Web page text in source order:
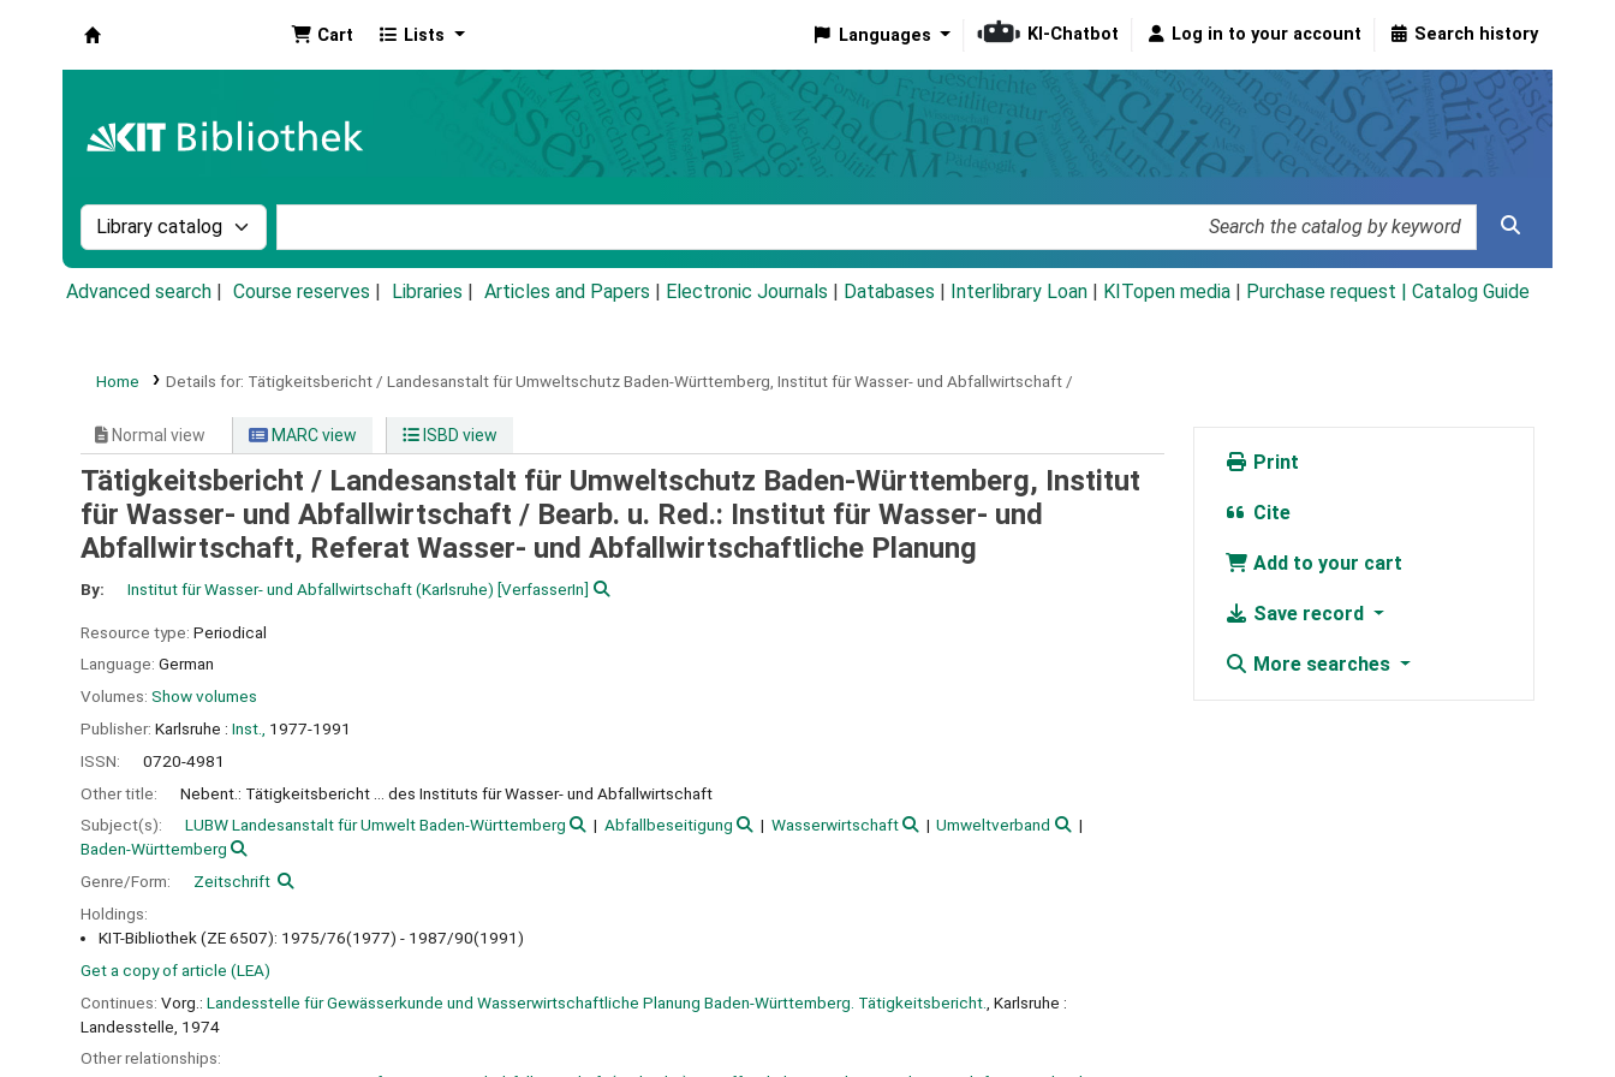
Cart Lists Languages KI-Chatbot Log in to your account Search history
Search the catalog by:
Advanced search Course reserves Libraries Articles and Papers Electronic Journals Databases Interlibrary Loan KITopen media Purchase request | Catalog Guide
Home Details for: Tätigkeitsbericht / Landesanstalt für Umweltschutz Baden-Württemberg, Institut für Wasser- und Abfallwirtschaft /
Normal view MARC view ISBD view
Tätigkeitsbericht / Landesanstalt für Umweltschutz Baden-Württemberg, Institut
für Wasser- und Abfallwirtschaft / Bearb. u. Red.: Institut für Wasser- und
Abfallwirtschaft, Referat Wasser- und Abfallwirtschaftliche Planung
By: Institut für Wasser- und Abfallwirtschaft (Karlsruhe) [VerfasserIn]
Resource type: Periodical
Language: German
Volumes: Show volumes
Publisher: Karlsruhe : Inst.,
1977-1991
ISSN:
0720-4981
Other title:
Nebent.: Tätigkeitsbericht ... des Instituts für Wasser- und Abfallwirtschaft
Subject(s):
LUBW Landesanstalt für Umwelt Baden-Württemberg Abfallbeseitigung Wasserwirtschaft
Umweltverband
Baden-Württemberg
Genre/Form:
Zeitschrift
Holdings:
KIT-Bibliothek (ZE 6507): 1975/76(1977) - 1987/90(1991)
Get a copy of article (LEA)
Continues: Vorg.: Landesstelle für Gewässerkunde und Wasserwirtschaftliche Planung Baden-Württemberg. Tätigkeitsbericht. , Karlsruhe :
Landesstelle, 1974
Other relationships:
Print
Cite
Add to your cart
Save record
More searches